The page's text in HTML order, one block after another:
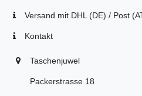
Versand mit DHL (DE) / Post
Kontakt
Taschenjuwel
Packerstrasse 18